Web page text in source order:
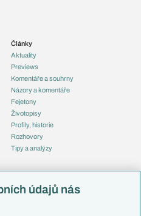
Články
Aktuality
Previews
Komentáře a souhrny
Názory a komentáře
Fejetony
Životopisy
Profily, historie
Rozhovory
Tipy a analýzy
Českoúdajů nás